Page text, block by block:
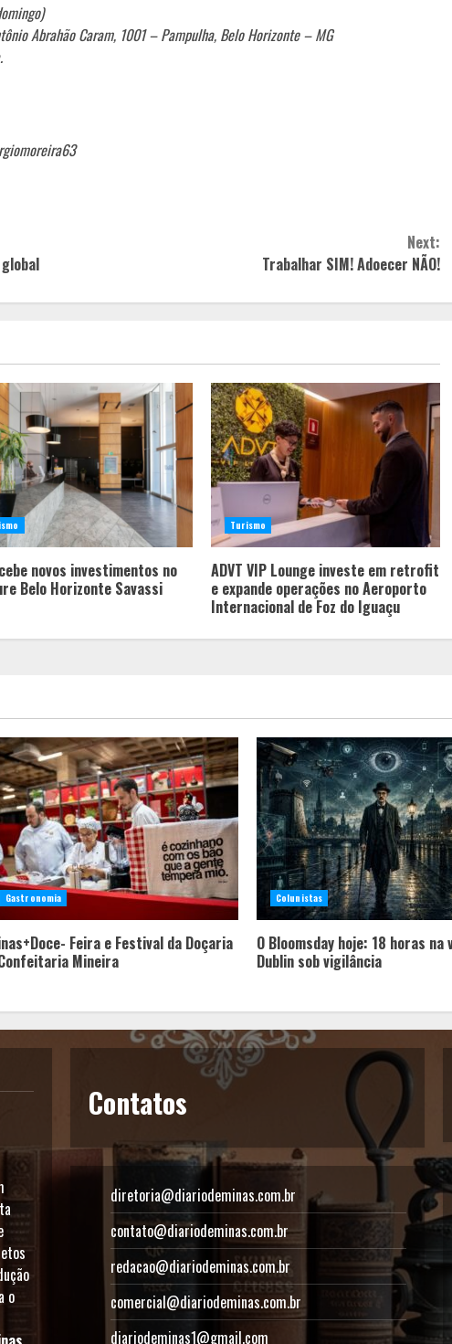
Abrahão Caram, 1001 – Pampulha, Belo Horizonte – MG
Next:
Trabalhar SIM! Adoecer NÃO!
novos investimentos no
Belo Horizonte Savassi
Turismo
ADVT VIP Lounge investe em retrofit
e expande operações no Aeroporto
Internacional de Foz do Iguaçu
Gastronomia
Feira e Festival da Doçaria
Mineira
Colunistas
O Bloomsday hoje: 18 horas na
Dublin sob vigilância
o
Contatos
diretoria@diariodeminas.com.br
contato@diariodeminas.com.br
redacao@diariodeminas.com.br
comercial@diariodeminas.com.br
diariodeminas1@gmail.com